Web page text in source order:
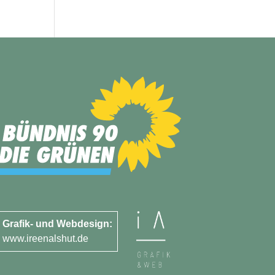
Grafik- und Webdesign:
www.ireenalshut.de